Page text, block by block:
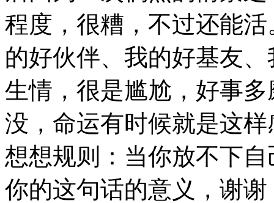
程度，很糟，不过还能
的好伙伴、我的好基友
生情，很是尴尬，好事
没，命运有时候就是这
想想规则：当你放不下
你的这句话的意义，谢